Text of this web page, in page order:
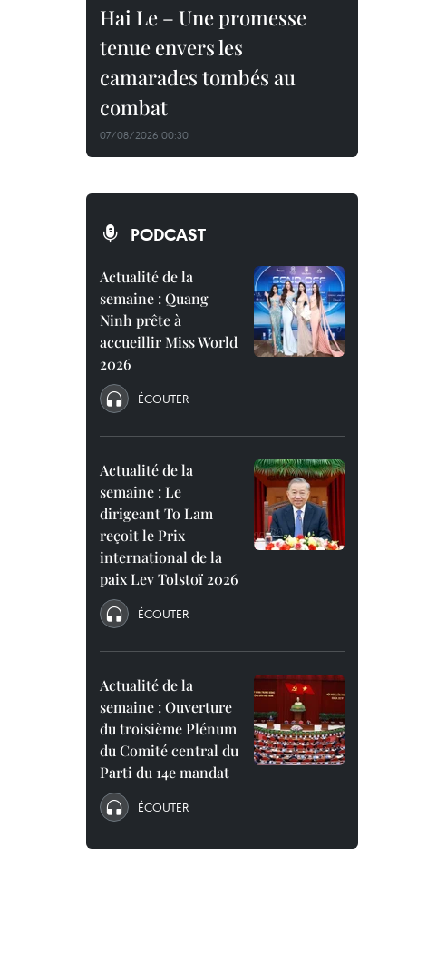
Hai Le – Une promesse
tenue envers les
camarades tombés au
combat
07/08/2026 00:30
PODCAST
Actualité de la
semaine : Quang
Ninh prête à
accueillir Miss World
2026
ÉCOUTER
Actualité de la
semaine : Le
dirigeant To Lam
reçoit le Prix
international de la
paix Lev Tolstoï 2026
ÉCOUTER
Actualité de la
semaine : Ouverture
du troisième Plénum
du Comité central du
Parti du 14e mandat
ÉCOUTER